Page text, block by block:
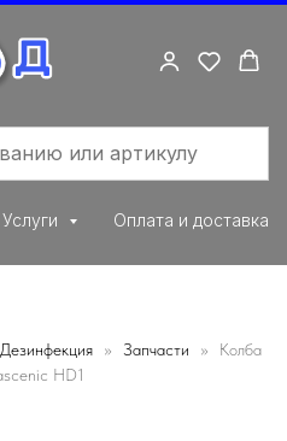
Услуги Оплата и доставка
Дезинфекция Запчасти
Колба
HD1